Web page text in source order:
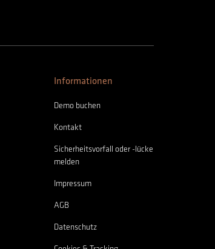
Informationen
Demo buchen
Kontakt
Sicherheitsvorfall oder -lücke
melden
Impressum
AGB
Datenschutz